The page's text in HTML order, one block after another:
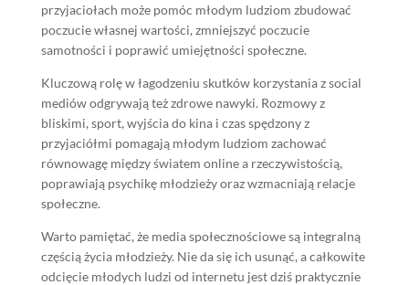
przyjaciołach może pomóc młodym ludziom zbudować
poczucie własnej wartości, zmniejszyć poczucie
samotności i poprawić umiejętności społeczne.
Kluczową rolę w łagodzeniu skutków korzystania z social
mediów odgrywają też zdrowe nawyki. Rozmowy z
bliskimi, sport, wyjścia do kina i czas spędzony z
przyjaciółmi pomagają młodym ludziom zachować
równowagę między światem online a rzeczywistością,
poprawiają psychikę młodzieży oraz wzmacniają relacje
społeczne.
Warto pamiętać, że media społecznościowe są integralną
częścią życia młodzieży. Nie da się ich usunąć, a całkowite
odcięcie młodych ludzi od internetu jest dziś praktycznie